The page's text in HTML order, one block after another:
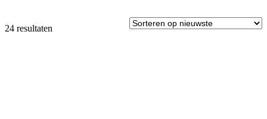
24 resultaten